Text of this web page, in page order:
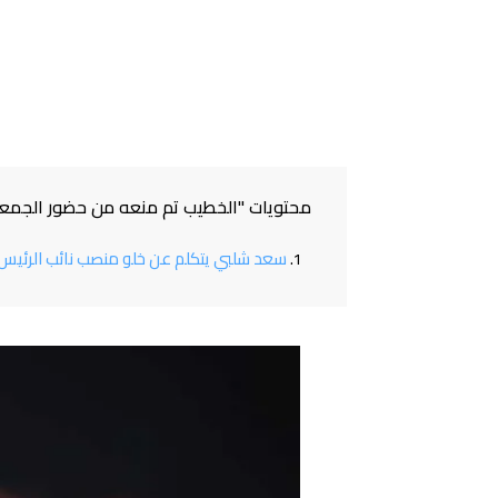
محتويات "الخطيب تم منعه من حضور
سعد شلبي يتكلم عن خلو منصب نائب